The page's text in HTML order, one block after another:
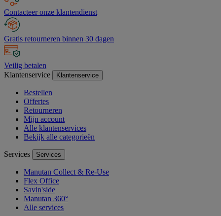
Contacteer onze klantendienst
Gratis retourneren binnen 30 dagen
Veilig betalen
Klantenservice
Klantenservice
Bestellen
Offertes
Retourneren
Mijn account
Alle klantenservices
Bekijk alle categorieën
Services Services
Manutan Collect & Re-Use
Flex Office
Savin'side
Manutan 360°
Alle services